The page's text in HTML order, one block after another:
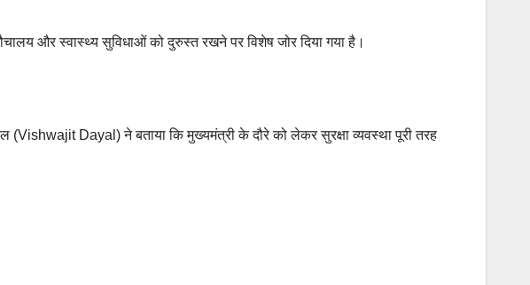
और स्वास्थ्य सुविधाओं को दुरुस्त रखने पर विशेष जोर दिया गया है।
(Vishwajit Dayal) ने बताया कि मुख्यमंत्री के दौरे को लेकर सुरक्षा व्यवस्था पूरी तरह